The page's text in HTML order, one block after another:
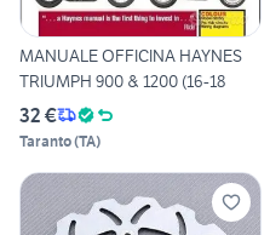
MANUALE OFFICINA HAYNES
TRIUMPH 900 & 1200 (16-18
32 €
Taranto(TA)